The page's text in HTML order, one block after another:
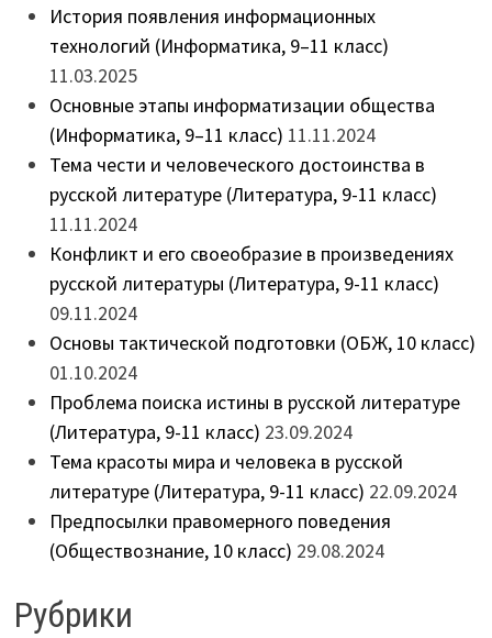
История появления информационных
технологий (Информатика, 9–11 класс)
11.03.2025
Основные этапы информатизации общества
(Информатика, 9–11 класс) 11.11.2024
Тема чести и человеческого достоинства в
русской литературе (Литература, 9-11 класс)
11.11.2024
Конфликт и его своеобразие в произведениях
русской литературы (Литература, 9-11 класс)
09.11.2024
Основы тактической подготовки (ОБЖ, 10 класс)
01.10.2024
Проблема поиска истины в русской литературе
(Литература, 9-11 класс) 23.09.2024
Тема красоты мира и человека в русской
литературе (Литература, 9-11 класс) 22.09.2024
Предпосылки правомерного поведения
(Обществознание, 10 класс) 29.08.2024
Рубрики